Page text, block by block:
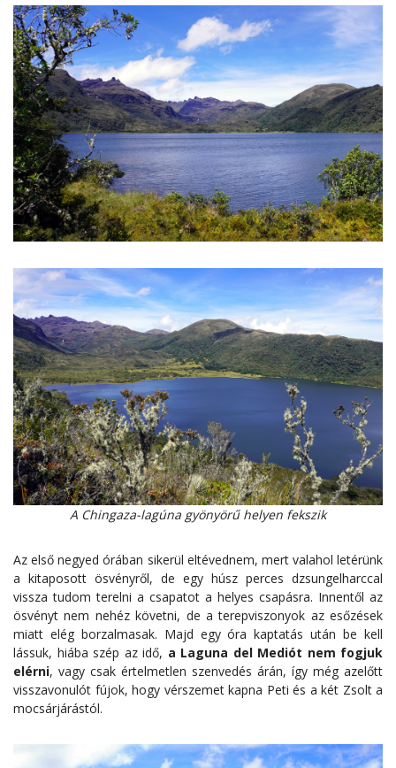
A Chingaza-lagúna gyönyörű helyen fekszik
Az első negyed órában sikerül eltévednem, mert valahol letérünk
a kitaposott ösvényről, de egy húsz perces dzsungelharccal
vissza tudom terelni a csapatot a helyes csapásra. Innentől az
ösvényt nem nehéz követni, de a terepviszonyok az esőzések
miatt elég borzalmasak. Majd egy óra kaptatás után be kell
lássuk, hiába szép az idő, a Laguna del Mediót nem fogjuk
elérni, vagy csak értelmetlen szenvedés árán, így még azelőtt
visszavonulót fújok, hogy vérszemet kapna Peti és a két Zsolt a
mocsárjárástól.